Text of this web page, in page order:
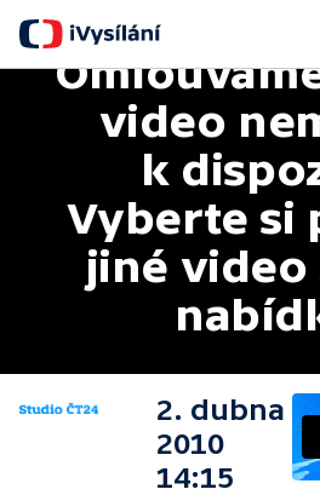
video
k
Vyberte si
jiné video
2. dubna
2010
14:15